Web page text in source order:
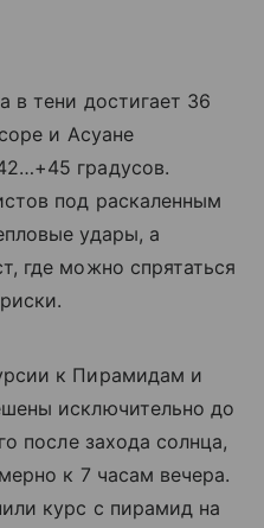
в тени достигает 36
и Асуане
градусов.
под раскаленным
удары, а
где можно спрятаться
к Пирамидам и
исключительно до
после захода солнца,
к 7 часам вечера.
курс с пирамид на